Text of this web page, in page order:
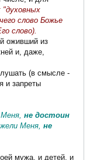
"духовных
слово Божье
слово).
оживший из
и, даже,
(в смысле -
и запреты
не достоин
Меня, не
мужа, и детей, и